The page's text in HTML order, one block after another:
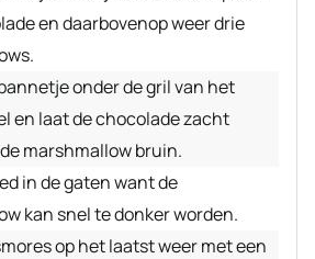
en daarbovenop weer drie
onder de gril van het
en laat de chocolade zacht
marshmallow bruin.
in de gaten want de
kan snel te donker worden.
op het laatst weer met een